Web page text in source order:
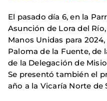
El pasado día 6, en la
Asunción de Lora del
Manos Unidas para
Paloma de la Fuente, de
de la Delegación de
Se presentó también el
año a la Vicaría Norte de